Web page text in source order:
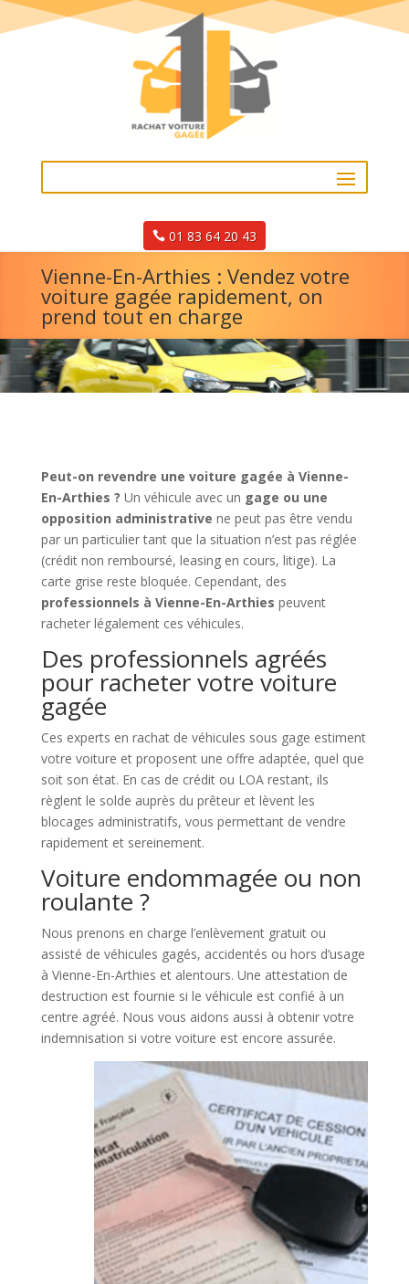
01 83 64 20 43
Vienne-En-Arthies : Vendez votre
voiture gagée rapidement, on
prend tout en charge
Peut-on revendre une voiture gagée à Vienne-
En-Arthies ? Un véhicule avec un gage ou une
opposition administrative ne peut pas être vendu
par un particulier tant que la situation n’est pas réglée
(crédit non remboursé, leasing en cours, litige). La
carte grise reste bloquée. Cependant, des
professionnels à Vienne-En-Arthies peuvent
racheter légalement ces véhicules.
Des professionnels agréés
pour racheter votre voiture
gagée
Ces experts en rachat de véhicules sous gage estiment
votre voiture et proposent une offre adaptée, quel que
soit son état. En cas de crédit ou LOA restant, ils
règlent le solde auprès du prêteur et lèvent les
blocages administratifs, vous permettant de vendre
rapidement et sereinement.
Voiture endommagée ou non
roulante ?
Nous prenons en charge l’enlèvement gratuit ou
assisté de véhicules gagés, accidentés ou hors d’usage
à Vienne-En-Arthies et alentours. Une attestation de
destruction est fournie si le véhicule est confié à un
centre agréé. Nous vous aidons aussi à obtenir votre
indemnisation si votre voiture est encore assurée.